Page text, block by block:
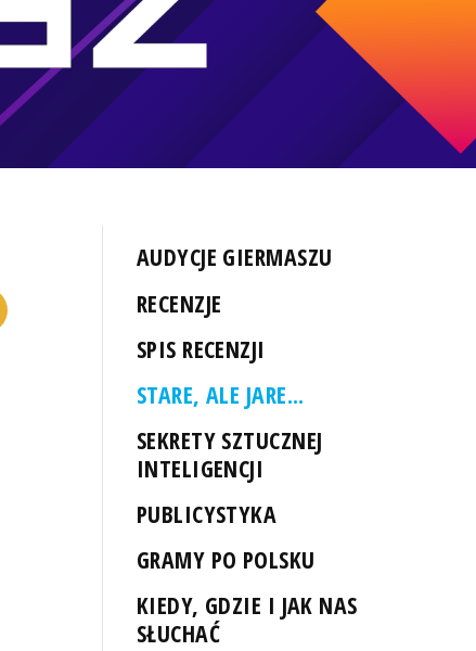
AUDYCJE GIERMASZU
RECENZJE
SPIS RECENZJI
STARE, ALE JARE...
SEKRETY SZTUCZNEJ
INTELIGENCJI
PUBLICYSTYKA
GRAMY PO POLSKU
KIEDY, GDZIE I JAK NAS
SŁUCHAĆ